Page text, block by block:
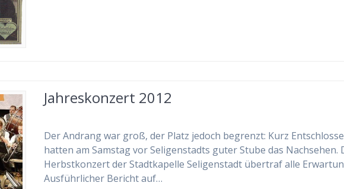
Jahreskonzert 2012
Der Andrang war groß, der Platz jedoch begrenzt: Kurz
hatten am Samstag vor Seligenstadts guter Stube das Nachsehen.
Herbstkonzert der Stadtkapelle Seligenstadt übertraf alle
Ausführlicher Bericht auf…